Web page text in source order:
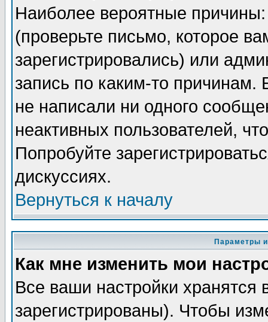
Наиболее вероятные
(проверьте письмо, которое
зарегистрировались) или
запись по каким-то
не написали ни одного
неактивных пользователей,
Попробуйте
дискуссиях.
Вернуться к началу
Параметры
Как мне изменить мои
Все ваши настройки
зарегистрированы). Чтобы